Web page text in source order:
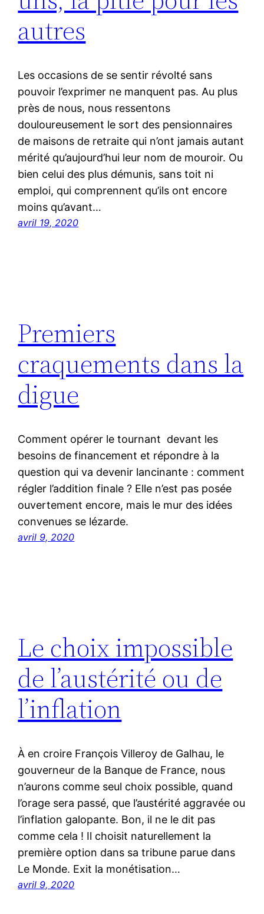
autres
Les occasions de se sentir révolté sans
pouvoir l’exprimer ne manquent pas. Au plus
près de nous, nous ressentons
douloureusement le sort des pensionnaires
de maisons de retraite qui n’ont jamais autant
mérité qu’aujourd’hui leur nom de mouroir. Ou
bien celui des plus démunis, sans toit ni
emploi, qui comprennent qu’ils ont encore
moins qu’avant…
avril 19, 2020
Premiers
craquements dans la
digue
Comment opérer le tournant devant les
besoins de financement et répondre à la
question qui va devenir lancinante : comment
régler l’addition finale ? Elle n’est pas posée
ouvertement encore, mais le mur des idées
convenues se lézarde.
avril 9, 2020
Le choix impossible
de l’austérité ou de
l’inflation
À en croire François Villeroy de Galhau, le
gouverneur de la Banque de France, nous
n’aurons comme seul choix possible, quand
l’orage sera passé, que l’austérité aggravée ou
l’inflation galopante. Bon, il ne le dit pas
comme cela ! Il choisit naturellement la
première option dans sa tribune parue dans
Le Monde. Exit la monétisation…
avril 9, 2020